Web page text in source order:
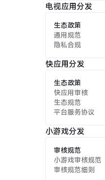
电视应用分发
生态政策
通用规范
隐私合规
快应用分发
生态政策
快应用审核
生态规范
平台服务协议
小游戏分发
审核规范
小游戏审核规范
审核规范细则